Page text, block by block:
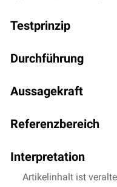
Testprinzip
zugeführte, starke
Rückkopplunghin. Fällt
Durchführung
Zeitpunkt
2
* nüchtern
Aussagekraft
positivem Ergebnis ist
Referenzbereich
Grenzwertige
Pathologische
Interpretation
Dieregelrechte
Artikelinhalt ist